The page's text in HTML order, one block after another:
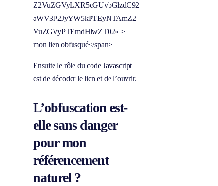
Z2VuZGVyLXR5cGUvbGlzdC92
aWV3P2JyYW5kPTEyNTAmZ2
VuZGVyPTEmdHlwZT02« >
mon lien obfusqué</span>
Ensuite le rôle du code Javascript
est de décoder le lien et de l’ouvrir.
L’obfuscation est-
elle sans danger
pour mon
référencement
naturel ?